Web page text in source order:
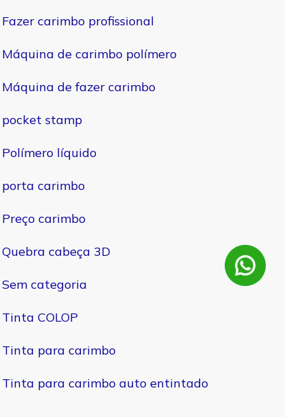
Fazer carimbo profissional
Máquina de carimbo polímero
Máquina de fazer carimbo
pocket stamp
Polímero líquido
porta carimbo
Preço carimbo
Quebra cabeça 3D
Sem categoria
Tinta COLOP
Tinta para carimbo
Tinta para carimbo auto entintado